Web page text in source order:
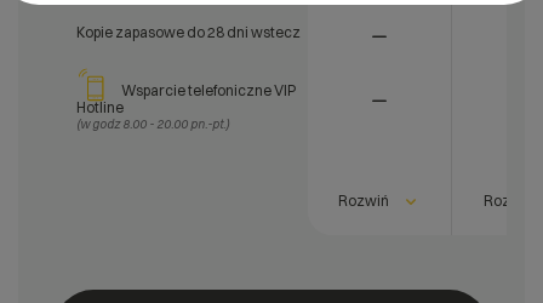
Kopie zapasowe do 28 dni wstecz
Wsparcie telefoniczne VIP
Hotline
(w godz 8.00 - 20.00 pn.-pt.)
Rozwiń Rozwiń